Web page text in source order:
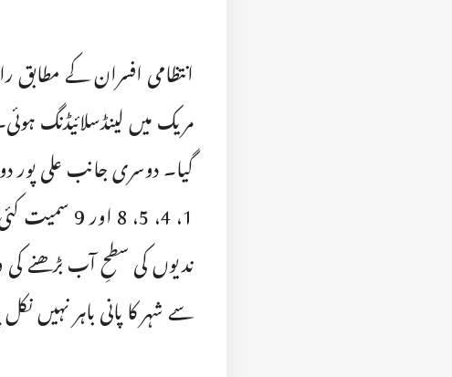
انتظامی افسران کے
مریک میں لینڈسلائیڈنگ
گیا۔ دوسری جانب علی پور
1، 4، 5، 8
ندیوں کی سطحِ آب بڑھنے
سے شہر کا پانی باہر نہیں